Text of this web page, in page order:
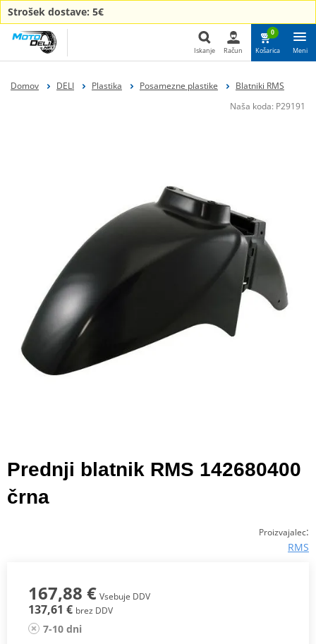
Strošek dostave: 5€
Iskanje
Iskanje Račun
0
Košarica Meni
Domov DELI Plastika Posamezne plastike
Blatniki RMS
Naša koda: P29191
Prednji blatnik RMS 142680400
črna
Proizvajalec:
RMS
167,88 € Vsebuje DDV
137,61 € brez DDV
7-10 dni